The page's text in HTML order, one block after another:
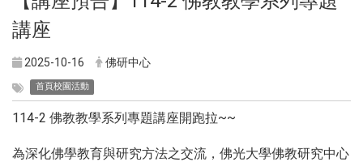
講座
2025-10-16 佛研中心
首頁校園活動
114-2 佛教教學系列專題講座開跑拉~~
為深化佛學教育與研究方法之交流，佛光大學佛教研究中心